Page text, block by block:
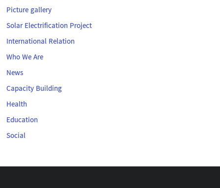
Picture gallery
Solar Electrification Project
International Relation
Who We Are
News
Capacity Building
Health
Education
Social